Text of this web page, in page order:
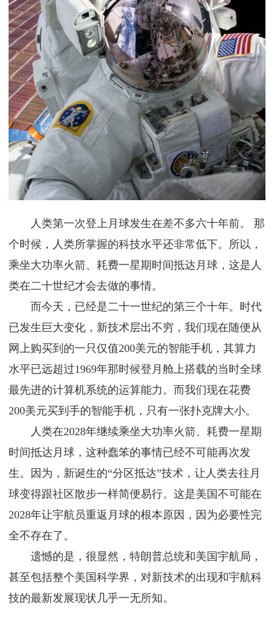
人类第一次登上月球发生在差不多六十年前。 那
个时候，人类所掌握的科技水平还非常低下。所以，
乘坐大功率火箭、耗费一星期时间抵达月球，这是人
类在二十世纪才会去做的事情。
而今天，已经是二十一世纪的第三个十年。时代
已发生巨大变化，新技术层出不穷，我们现在随便从
网上购买到的一只仅值200美元的智能手机，其算力
水平已远超过1969年那时候登月舱上搭载的当时全球
最先进的计算机系统的运算能力。而我们现在花费
200美元买到手的智能手机，只有一张扑克牌大小。
人类在2028年继续乘坐大功率火箭、耗费一星期
时间抵达月球，这种蠢笨的事情已经不可能再次发
生。因为，新诞生的“分区抵达”技术，让人类去往月
球变得跟社区散步一样简便易行。这是美国不可能在
2028年让宇航员重返月球的根本原因，因为必要性完
全不存在了。
遗憾的是，很显然，特朗普总统和美国宇航局，
甚至包括整个美国科学界，对新技术的出现和宇航科
技的最新发展现状几乎一无所知。